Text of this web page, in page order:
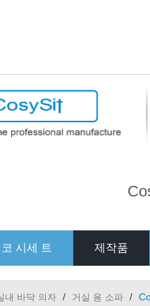
코 시세 트 제작품
내 바닥 의자 / 거실 용 소파 /